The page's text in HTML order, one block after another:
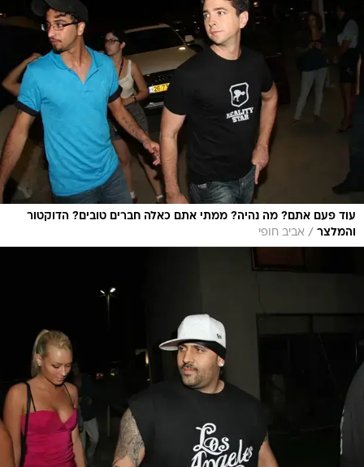
עוד פעם אתם? מה נהיה? ממתי אתם כאלה חברים טובים? הדוקטור
והמלצר / אביב חופי